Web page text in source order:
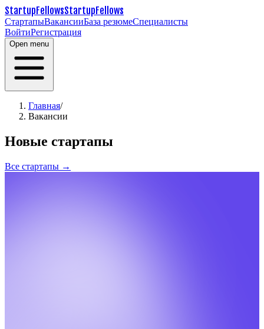
StartupFellowsStartupFellows
СтартапыВакансииБаза резюмеСпециалисты
ВойтиРегистрация
Open menu
Главная/
Вакансии
Новые стартапы
Все стартапы →